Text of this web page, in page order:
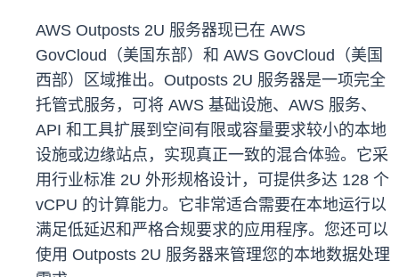
AWS Outposts 2U 服务器现已在 AWS
GovCloud（美国东部）和 AWS GovCloud（美国
西部）区域推出。Outposts 2U 服务器是一项完全
托管式服务，可将 AWS 基础设施、AWS 服务、
API 和工具扩展到空间有限或容量要求较小的本地
设施或边缘站点，实现真正一致的混合体验。它采
用行业标准 2U 外形规格设计，可提供多达 128 个
vCPU 的计算能力。它非常适合需要在本地运行以
满足低延迟和严格合规要求的应用程序。您还可以
使用 Outposts 2U 服务器来管理您的本地数据处理